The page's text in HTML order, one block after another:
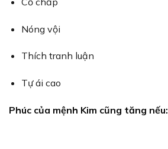
Nóng vội
Thích tranh luận
Tự ái cao
Phúc của mệnh Kim cũng tăng nếu: